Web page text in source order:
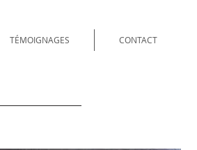
TÉMOIGNAGES CONTACT